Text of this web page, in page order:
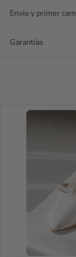
Envío y primer
Garantías